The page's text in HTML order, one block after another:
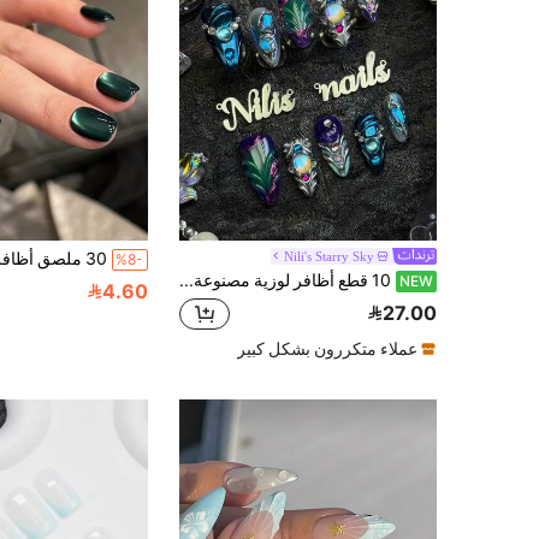
Nili's Starry Sky
NEW 10 قطع أظافر لوزية مصنوعة يدويًا مغطاة بالكامل، أظافر صناعية باللون الأزرق والأخضر المزرق والبنفسجي، حورية البحر الداكنة الخيالية القوطية قابلة لإعادة الاستخدام، مع غراء الجيلي ومبرد الأظافر، مناسبة للاستخدام اليومي والحفلات الموسيقية والتنكر، هدية مانيكير براقة غامضة بأسلوب Y2K المحيطي
27.00
عملاء متكررون بشكل كبير
%8-
4.60